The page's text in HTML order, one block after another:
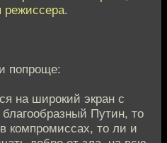
режиссера.
попроще:
на широкий экран с
Путин, то
компромиссах, то ли и